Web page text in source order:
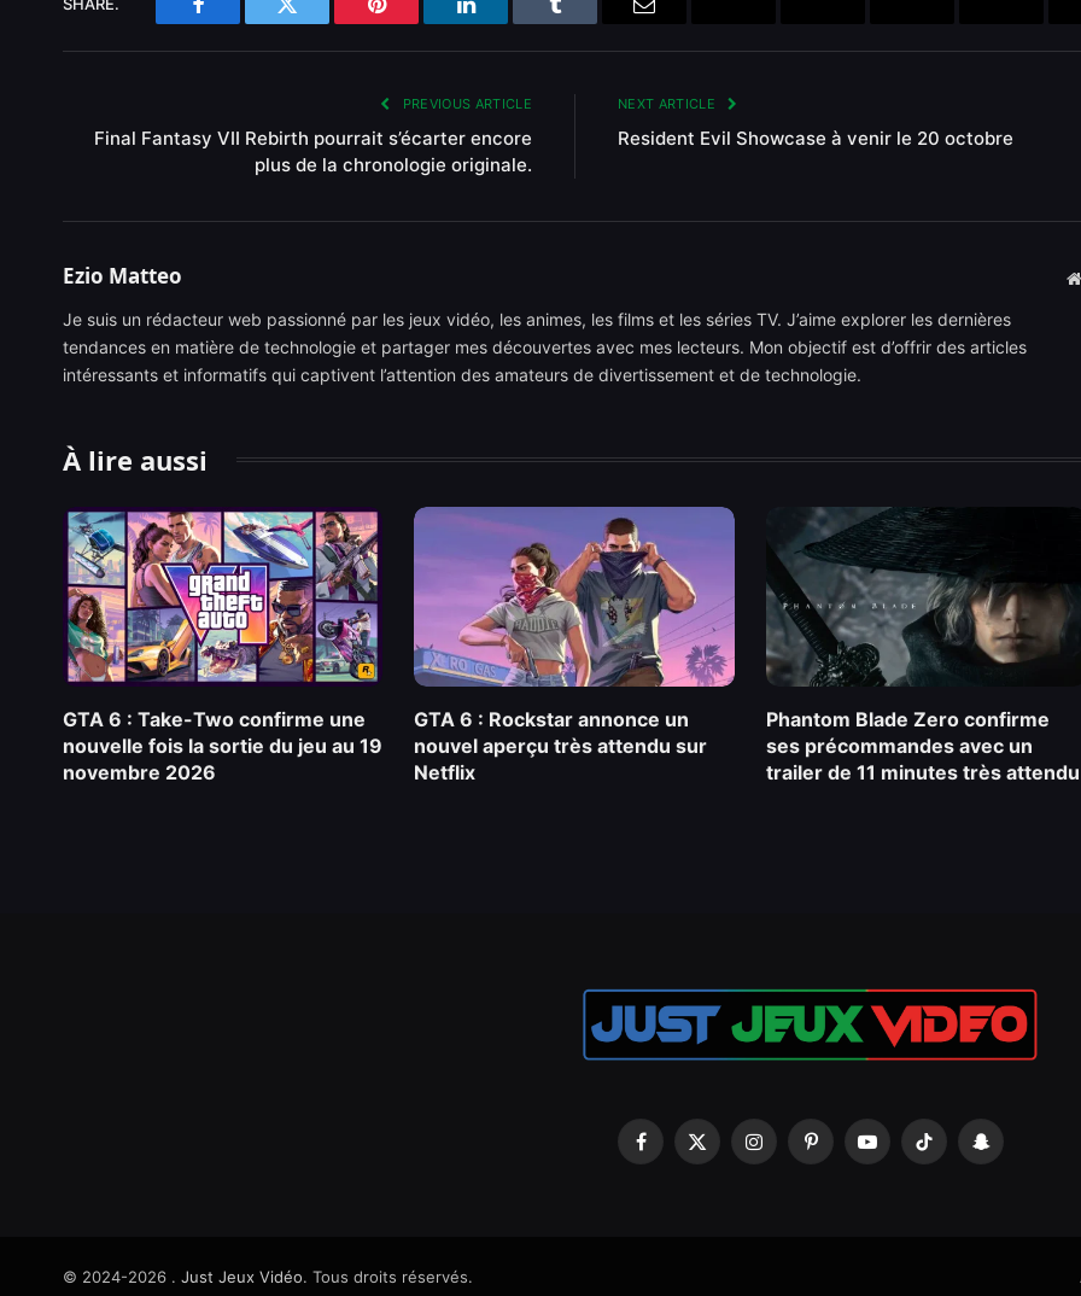
Facebook Twitter Pinterest LinkedIn Tumblr Email
PREVIOUS ARTICLE
Final Fantasy VII Rebirth pourrait s’écarter encore
plus de la chronologie originale.
NEXT ARTICLE
Resident Evil Showcase à venir le 20 octobre
Ezio Matteo
Je suis un rédacteur web passionné par les jeux vidéo, les animes, les films et les séries TV. J’aime explorer les dernières
tendances en matière de technologie et partager mes découvertes avec mes lecteurs. Mon objectif est d’offrir des articles
intéressants et informatifs qui captivent l’attention des amateurs de divertissement et de technologie.
À lire aussi
GTA 6 : Take-Two confirme une
nouvelle fois la sortie du jeu au 19
novembre 2026
GTA 6 : Rockstar annonce un
nouvel aperçu très attendu sur
Netflix
Phantom Blade Zero confirme
ses précommandes avec un
trailer de 11 minutes très attendu
Facebook
X
InstagramPinterestYouTubeTikTok Snapchat
© 2024-2026 . Just Jeux Vidéo. Tous droits réservés.